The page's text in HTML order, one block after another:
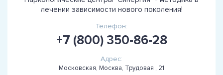
лечении зависимости нового поколения!
Телефон:
+7 (800) 350-86-28
Адрес:
Московская, Москва, Трудовая , 21